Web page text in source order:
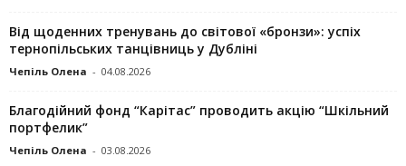
Від щоденних тренувань до світової «бронзи»: успіх
тернопільських танцівниць у Дубліні
Чепіль Олена - 04.08.2026
Благодійний фонд “Карітас” проводить акцію “Шкільний
портфелик”
Чепіль Олена - 03.08.2026